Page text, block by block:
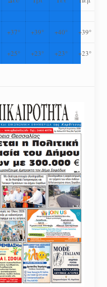
+37° +39° +40° +39°
+25° +23° +23° +23°